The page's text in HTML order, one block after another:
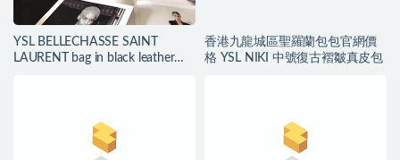
YSL BELLECHASSE SAINT
LAURENT bag in black leather
香港九龍城區聖羅蘭包包官網價
格 YSL NIKI 中號復古褶皺真皮包